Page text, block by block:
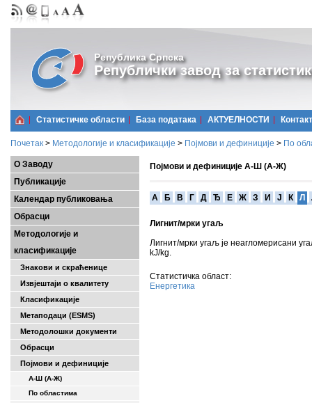
Република Српска
Републички завод за
Статистичке области Базa података АКТУЕЛНОСТИ Контакт
Почетак > Методологије и класификације > Појмови и дефиниције > По
О Заводу
Публикације
Календар публиковања
Обрасци
Методологије и
класификације
Знакови и скраћенице
Извјештаји о квалитету
Класификације
Метаподаци (ESMS)
Методолошки документи
Обрасци
Појмови и дефиниције
А-Ш (A-Ж)
По областима
Појмови и дефиниције А-Ш (А-Ж)
A Б В Г Д Ђ Е Ж З И Ј К Л
Лигнит/мрки угаљ
Лигнит/мрки угаљ је неагломерисани
kJ/kg.
Статистичка област:
Енергетика